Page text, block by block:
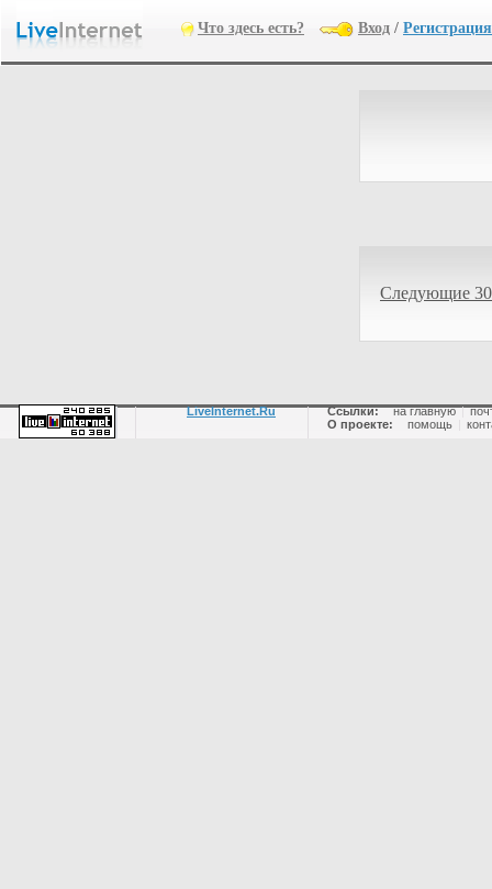
Что здесь есть? Вход / Регистрация
Следующие
LiveInternet.Ru Ссылки: на главную |
О проекте:
помощь